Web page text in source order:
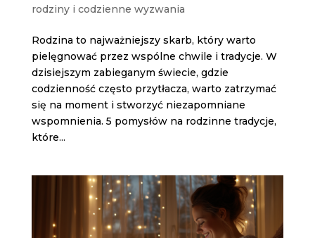
rodziny i codzienne wyzwania
Rodzina to najważniejszy skarb, który warto
pielęgnować przez wspólne chwile i tradycje. W
dzisiejszym zabieganym świecie, gdzie
codzienność często przytłacza, warto zatrzymać
się na moment i stworzyć niezapomniane
wspomnienia. 5 pomysłów na rodzinne tradycje,
które...